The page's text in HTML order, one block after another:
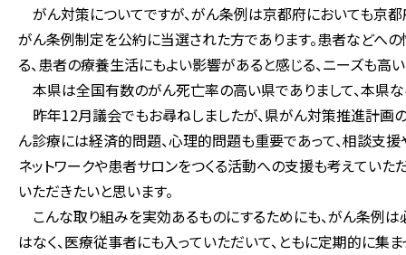
がん対策についてですが、がん条例は京都府においても京
がん条例制定を公約に当選された方であります。患者などへ
る、患者の療養生活にもよい影響があると感じる、ニーズも
本県は全国有数のがん死亡率の高い県でありまして、本県な
昨年12月議会でもお尋ねしましたが、県がん対策推進計画
ん診療には経済的問題、心理的問題も重要であって、相談支
ネットワークや患者サロンをつくる活動への支援も考えていた
いただきたいと思います。
こんな取り組みを実効あるものにするためにも、がん条例
はなく、医療従事者にも入っていただいて、ともに定期的に集